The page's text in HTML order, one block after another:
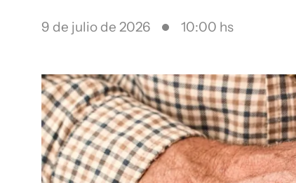
9 de julio de 2026 10:00 hs